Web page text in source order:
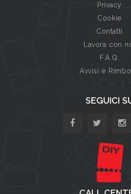
Privacy
Cookie
Contatti
Lavora con
F.A.Q.
Avvisi e
SEGUICI